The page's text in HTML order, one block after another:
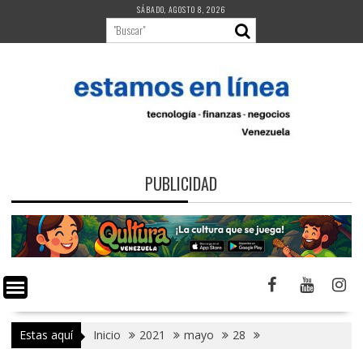
contenido
SÁBADO, AGOSTO 8, 2026
PUBLICIDAD
Estas aquí Inicio 2021 mayo
28